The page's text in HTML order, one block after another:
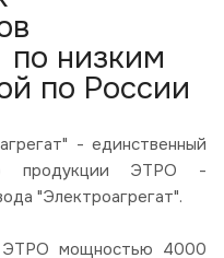
по низким
по России
- единственный
продукции ЭТРО -
"Электроагрегат".
ЭТРО мощностью 4000